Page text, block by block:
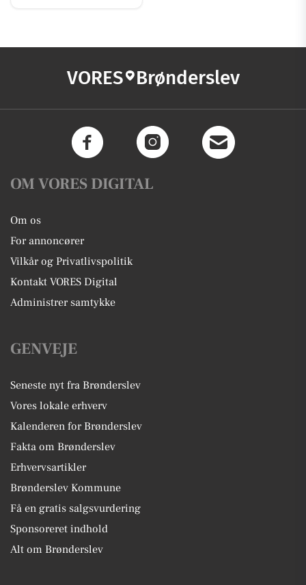
VORES Brønderslev
OM VORES DIGITAL
Om os
For annoncører
Vilkår og Privatlivspolitik
Kontakt VORES Digital
Administrer samtykke
GENVEJE
Seneste nyt fra Brønderslev
Vores lokale erhverv
Kalenderen for Brønderslev
Fakta om Brønderslev
Erhvervsartikler
Brønderslev Kommune
Få en gratis salgsvurdering
Sponsoreret indhold
Alt om Brønderslev